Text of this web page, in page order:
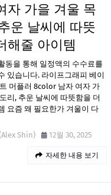
자 가을 겨울 목
운 날씨에 따뜻
해줄 아이템
동을 통해 일정액의 수수료를
있습니다. 라이프그래피 베이
머플러 8color 남자 여자 가
리, 추운 날씨에 따뜻함을 더
요즘 왜 필요한가 겨울이 다
Shin)
12월 30, 2025
자세한 내용 보기